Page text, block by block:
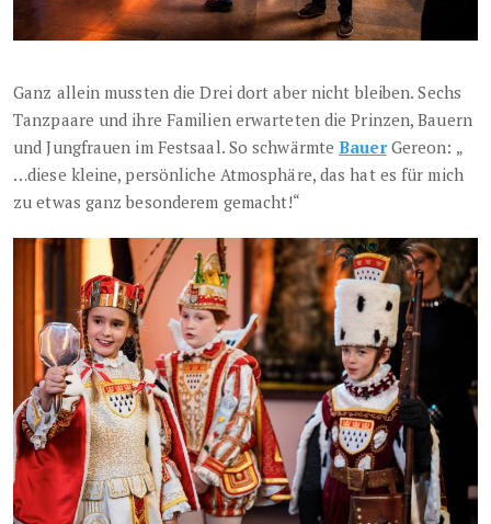
Ganz allein mussten die Drei dort aber nicht bleiben. Sechs
Tanzpaare und ihre Familien erwarteten die Prinzen, Bauern
und Jungfrauen im Festsaal. So schwärmteBauerGereon: „
…diese kleine, persönliche Atmosphäre, das hat es für mich
zu etwas ganz besonderem gemacht!“